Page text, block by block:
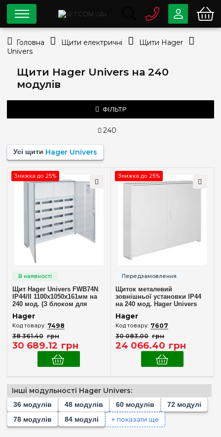
Щити Hager Univers на 240
модулів
ФІЛЬТР
—
Зовнішній(2)
Кількість модулів
Пустой
60 (+3)
72
78(+2)
84(+3)
108(+2)
120 (+4)
130 (+2)
144(+6)
Комплектація клемами PE+N
Немає в комплекті(1)
У комплекті(1)
240
Усі щити Hager Univers
Знижка до 25%
Щит Hager Univers FWB74N
IP44/II 1100x1050x161мм на
240 мод. (З блоком для
Hager
7498
38 361.40 грн
30 689.12 грн
Знижка до 25%
Щиток металевий
зовнішньої установки IP44
на 240 мод. Hager Univers
Hager
7607
30 083.00 грн
24 066.40 грн
Інші модульності Hager Univers:
36 модулів 48 модулів 60 модулів
72 модулі
78 модулів
84 модулі + показати ще
0 800 33-63-07
Безкоштовно
044334-79-78
Головна Щити електричні
Щити Hager
Univers